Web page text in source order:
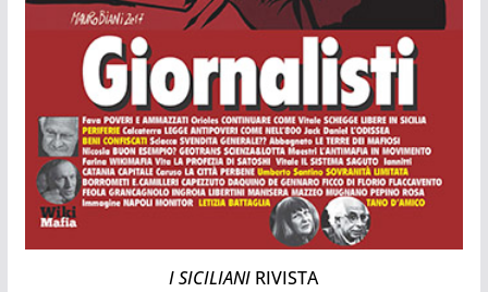
I SICILIANI RIVISTA